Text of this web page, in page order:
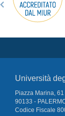
Università
Piazza Marina, 61
90133 -
Codice Fiscale